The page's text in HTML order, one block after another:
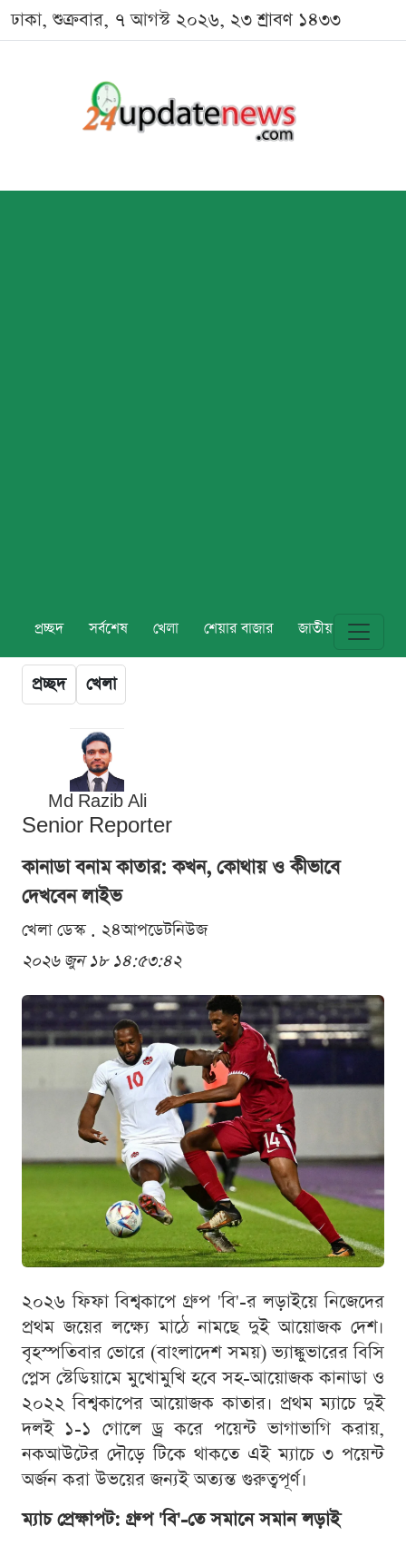
ঢাকা, শুক্রবার, ৭ আগস্ট ২০২৬, ২৩ শ্রাবণ ১৪৩৩
প্রচ্ছদ সর্বশেষ খেলা শেয়ার বাজার জাতীয় বিশ্ব
প্রচ্ছদ খেলা
Md Razib Ali
Senior Reporter
কানাডা বনাম কাতার: কখন, কোথায় ও কীভাবে
দেখবেন লাইভ
খেলা ডেস্ক . ২৪আপডেটনিউজ
২০২৬ জুন ১৮ ১৪:৫৩:৪২
২০২৬ ফিফা বিশ্বকাপে গ্রুপ 'বি'-র লড়াইয়ে নিজেদের
প্রথম জয়ের লক্ষ্যে মাঠে নামছে দুই আয়োজক দেশ।
বৃহস্পতিবার ভোরে (বাংলাদেশ সময়) ভ্যাঙ্কুভারের বিসি
প্লেস স্টেডিয়ামে মুখোমুখি হবে সহ-আয়োজক কানাডা ও
২০২২ বিশ্বকাপের আয়োজক কাতার। প্রথম ম্যাচে দুই
দলই ১-১ গোলে ড্র করে পয়েন্ট ভাগাভাগি করায়,
নকআউটের দৌড়ে টিকে থাকতে এই ম্যাচে ৩ পয়েন্ট
অর্জন করা উভয়ের জন্যই অত্যন্ত গুরুত্বপূর্ণ।
ম্যাচ প্রেক্ষাপট: গ্রুপ 'বি'-তে সমানে সমান লড়াই